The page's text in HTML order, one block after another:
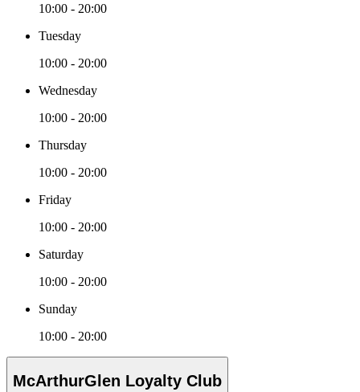
10:00 - 20:00
Tuesday
10:00 - 20:00
Wednesday
10:00 - 20:00
Thursday
10:00 - 20:00
Friday
10:00 - 20:00
Saturday
10:00 - 20:00
Sunday
10:00 - 20:00
McArthurGlen Loyalty Club